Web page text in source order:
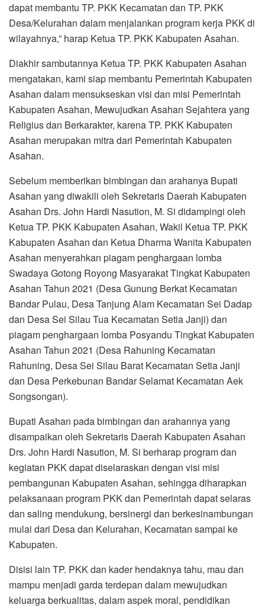
dapat membantu TP. PKK Kecamatan dan TP. PKK
Desa/Kelurahan dalam menjalankan program kerja PKK di
wilayahnya,” harap Ketua TP. PKK Kabupaten Asahan.
Diakhir sambutannya Ketua TP. PKK Kabupaten Asahan
mengatakan, kami siap membantu Pemerintah Kabupaten
Asahan dalam mensukseskan visi dan misi Pemerintah
Kabupaten Asahan, Mewujudkan Asahan Sejahtera yang
Religius dan Berkarakter, karena TP. PKK Kabupaten
Asahan merupakan mitra dari Pemerintah Kabupaten
Asahan.
Sebelum memberikan bimbingan dan arahanya Bupati
Asahan yang diwakili oleh Sekretaris Daerah Kabupaten
Asahan Drs. John Hardi Nasution, M. Si didampingi oleh
Ketua TP. PKK Kabupaten Asahan, Wakil Ketua TP. PKK
Kabupaten Asahan dan Ketua Dharma Wanita Kabupaten
Asahan menyerahkan piagam penghargaan lomba
Swadaya Gotong Royong Masyarakat Tingkat Kabupaten
Asahan Tahun 2021 (Desa Gunung Berkat Kecamatan
Bandar Pulau, Desa Tanjung Alam Kecamatan Sei Dadap
dan Desa Sei Silau Tua Kecamatan Setia Janji) dan
piagam penghargaan lomba Posyandu Tingkat Kabupaten
Asahan Tahun 2021 (Desa Rahuning Kecamatan
Rahuning, Desa Sei Silau Barat Kecamatan Setia Janji
dan Desa Perkebunan Bandar Selamat Kecamatan Aek
Songsongan).
Bupati Asahan pada bimbingan dan arahannya yang
disampaikan oleh Sekretaris Daerah Kabupaten Asahan
Drs. John Hardi Nasution, M. Si berharap program dan
kegiatan PKK dapat diselaraskan dengan visi misi
pembangunan Kabupaten Asahan, sehingga diharapkan
pelaksanaan program PKK dan Pemerintah dapat selaras
dan saling mendukung, bersinergi dan berkesinambungan
mulai dari Desa dan Kelurahan, Kecamatan sampai ke
Kabupaten.
Disisi lain TP. PKK dan kader hendaknya tahu, mau dan
mampu menjadi garda terdepan dalam mewujudkan
keluarga berkualitas, dalam aspek moral, pendidikan